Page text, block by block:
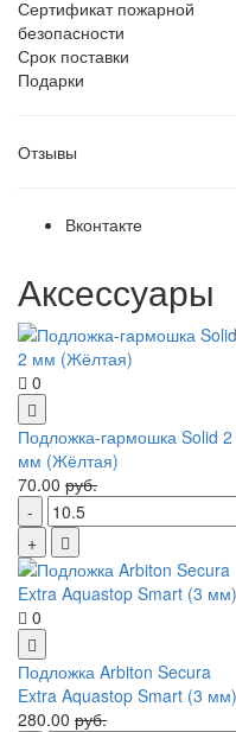
Сертификат пожарной
безопасности
Срок поставки
Подарки
Отзывы
Вконтакте
Аксессуары
0
Подложка-гармошка Solid 2
мм (Жёлтая)
70.00 руб.
0
Подложка Arbiton Secura
Extra Aquastop Smart (3 мм)
280.00 руб.